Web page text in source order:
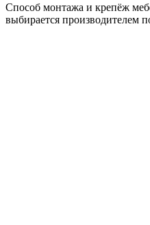
Способ монтажа и крепёж
выбирается производителем